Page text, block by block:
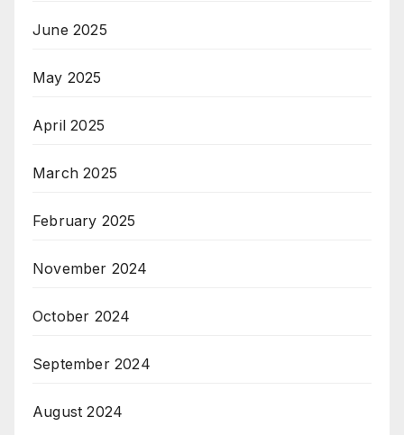
June 2025
May 2025
April 2025
March 2025
February 2025
November 2024
October 2024
September 2024
August 2024